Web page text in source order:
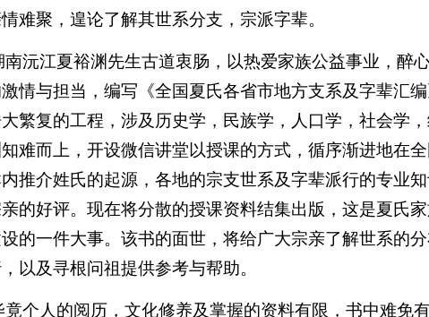
难聚，遑论了解其世系分支，宗派字辈。
南沅江夏裕渊先生古道衷肠，以热爱家族公益事业，醉
情与担当，编写《全国夏氏各省市地方支系及字辈汇
繁复的工程，涉及历史学，民族学，人口学，社会学
难而上，开设微信讲堂以授课的方式，循序渐进地在
推介姓氏的起源，各地的宗支世系及字辈派行的专业
的好评。现在将分散的授课资料结集出版，这是夏氏
的一件大事。该书的面世，将给广大宗亲了解世系的
以及寻根问祖提供参考与帮助。
竟个人的阅历，文化修养及掌握的资料有限，书中难免